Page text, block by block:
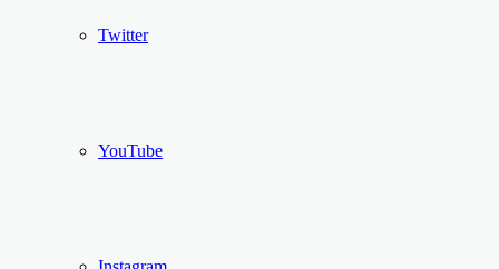
Twitter
YouTube